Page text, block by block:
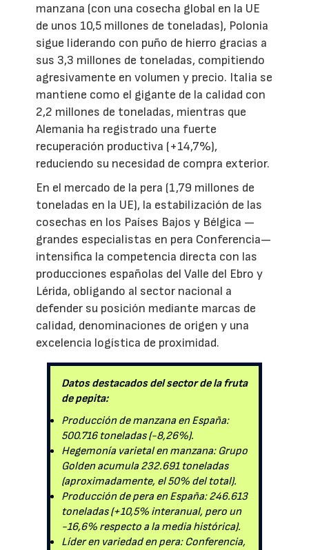
manzana (con una cosecha global en la UE
de unos 10,5 millones de toneladas), Polonia
sigue liderando con puño de hierro gracias a
sus 3,3 millones de toneladas, compitiendo
agresivamente en volumen y precio. Italia se
mantiene como el gigante de la calidad con
2,2 millones de toneladas, mientras que
Alemania ha registrado una fuerte
recuperación productiva (+14,7%),
reduciendo su necesidad de compra exterior.
En el mercado de la pera (1,79 millones de
toneladas en la UE), la estabilización de las
cosechas en los Países Bajos y Bélgica —
grandes especialistas en pera Conferencia—
intensifica la competencia directa con las
producciones españolas del Valle del Ebro y
Lérida, obligando al sector nacional a
defender su posición mediante marcas de
calidad, denominaciones de origen y una
excelencia logística de proximidad.
Datos destacados del sector de la fruta
de pepita:
Producción de manzana en España:
500.716 toneladas (-8,26%).
Hegemonía varietal en manzana: Grupo
Golden acumula 232.691 toneladas
(aproximadamente, el 50% del total).
Producción de pera en España: 246.613
toneladas (+10,5% interanual, pero un
-16,6% respecto a la media histórica).
Líder en variedad en pera: Conferencia,